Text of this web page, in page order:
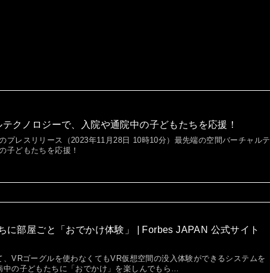
クノロジーで、入院や通院中の子どもたちを応援！
プレスリリース（2023年11月28日 10時10分）最先端の空間バーチャルテ
子どもたちを応援！
に部屋ごと「おでかけ体験」 | Forbes JAPAN 公式サイト
VRゴーグルを使わなくてもVR仮想空間の没入体験ができるシステムを
中の子どもたちに「おでかけ」を楽しんでもら…